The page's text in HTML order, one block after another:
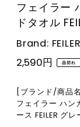
フェイラー
ドタオル
Brand: FEILER
2,590円 品切れ
[ブランド/商品名]
フェイラー ハン
ース FEILER グ